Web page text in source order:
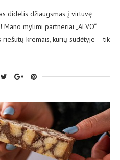
didelis džiaugsmas į virtuvę
mylimi partneriai „ALVO“
kremais, kurių sudėtyje – tik